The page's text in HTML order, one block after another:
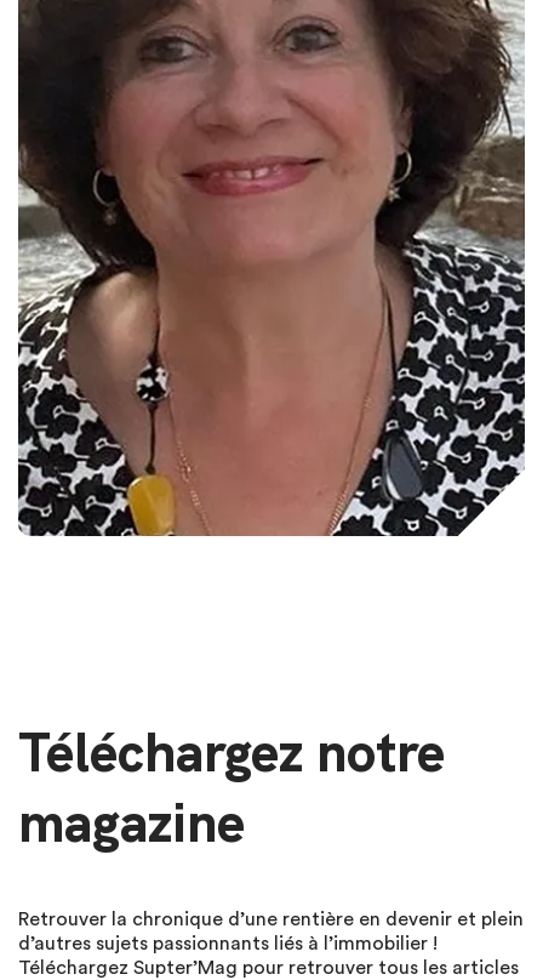
Téléchargez notre
magazine
Retrouver la chronique d’une rentière en devenir et plein
d’autres sujets passionnants liés à l’immobilier !
Téléchargez Supter’Mag pour retrouver tous les articles